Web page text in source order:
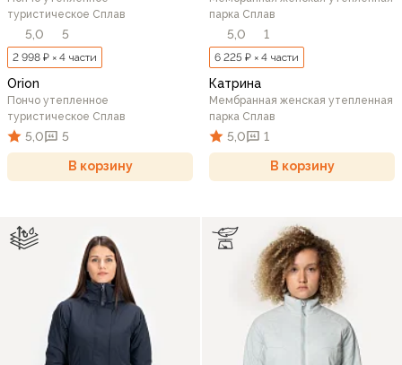
туристическое Сплав
5,0 5
2 998 ₽ × 4 части
Orion
Пончо утепленное
туристическое Сплав
5,0 5
В корзину
парка Сплав
5,0 1
6 225 ₽ × 4 части
Катрина
Мембранная женская утепленная
парка Сплав
5,0 1
В корзину